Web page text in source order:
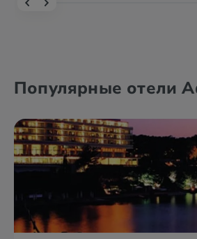
Популярные отели